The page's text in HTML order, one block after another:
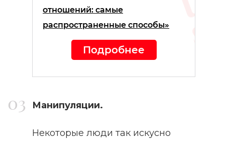
отношений: самые
распространенные способы»
Подробнее
Манипуляции.
Некоторые люди так искусно